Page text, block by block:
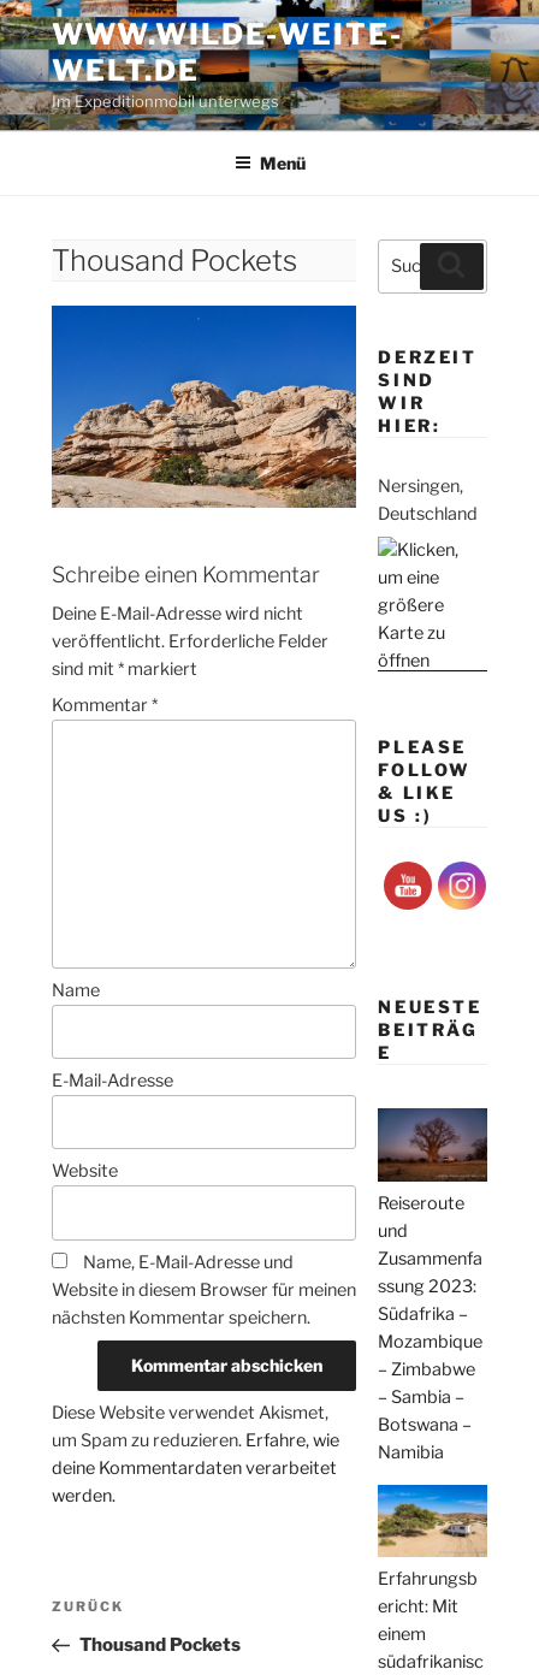
Zum
Inhalt
springen
WWW.WILDE-WEITE-
WELT.DE
Im Expeditionmobil unterwegs
Menü
Thousand Pockets
Schreibe einen Kommentar
Deine E-Mail-Adresse wird nicht
veröffentlicht. Erforderliche Felder
sind mit* markiert
Kommentar*
Name
E-Mail-Adresse
Website
Name, E-Mail-Adresse und
Website in diesem Browser für meinen
nächsten Kommentar speichern.
Diese Website verwendet Akismet,
um Spam zu reduzieren. Erfahre, wie
deine Kommentardaten verarbeitet
werden.
Beitragsnavigation
Vorheriger
Beitrag
ZURÜCK
Thousand Pockets
Suche
nach:
DERZEIT
SIND
WIR
HIER:
Nersingen,
Deutschland
PLEASE
FOLLOW
& LIKE
US :)
NEUESTE
BEITRÄG
E
Reiseroute
und
Zusammenfa
ssung 2023:
Südafrika –
Mozambique
– Zimbabwe
– Sambia –
Botswana –
Namibia
Erfahrungsb
ericht: Mit
einem
südafrikanisc